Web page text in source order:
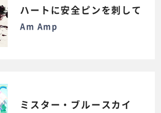
ハートに安全ピンを刺して
Am Amp
ミスター・ブルースカイ